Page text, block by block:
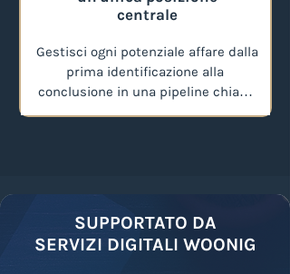
centrale
Gestisci ogni potenziale affare dalla
prima identificazione alla
conclusione in una pipeline chiara
e visiva. Visualizza a colpo d'occhio
finale. In questo modo non si perde
sempre aggiornato.
SUPPORTATO DA
SERVIZI DIGITALI WOONIG